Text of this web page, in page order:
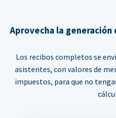
Aprovecha la
Los recibos completos se
asistentes, con valores de
impuestos, para que no